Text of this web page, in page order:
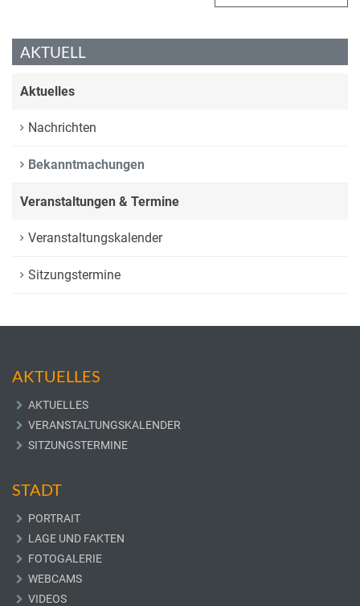
AKTUELL
Aktuelles
Nachrichten
Bekanntmachungen
Veranstaltungen & Termine
Veranstaltungskalender
Sitzungstermine
AKTUELLES
AKTUELLES
VERANSTALTUNGSKALENDER
SITZUNGSTERMINE
STADT
PORTRAIT
LAGE UND FAKTEN
FOTOGALERIE
WEBCAMS
VIDEOS